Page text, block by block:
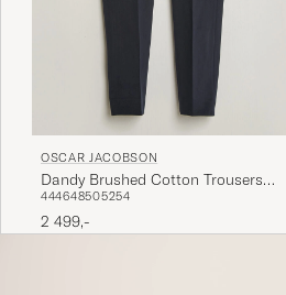
OSCAR JACOBSON
Dandy Brushed Cotton Trousers
Blue
444648505254
2 499,-